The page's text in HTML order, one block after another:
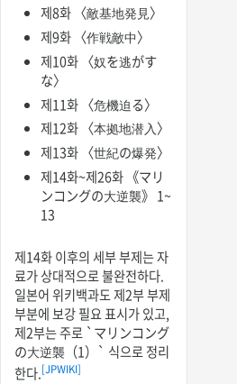
제8화 〈敵基地発見〉
제9화 〈作戦敵中〉
제10화 〈奴を逃がす
な〉
제11화 〈危機迫る〉
제12화 〈本拠地潜入〉
제13화 〈世紀の爆発〉
제14화~제26화 《マリ
ンコングの大逆襲》 1~
13
제14화 이후의 세부 부제는 자
료가 상대적으로 불완전하다.
일본어 위키백과도 제2부 부제
부분에 보강 필요 표시가 있고,
제2부는 주로 `マリンコング
の大逆襲（1）` 식으로 정리
한다.[JPWIKI]